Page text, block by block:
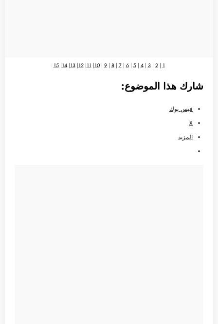
1
|
2
|
3
|
4
|
5
|
6
|
7
|
8
|
9
|
10
|
11
|
12
|
13
|
14
|
15
شارك هذا الموضوع:
فيس بوك
X
المزيد